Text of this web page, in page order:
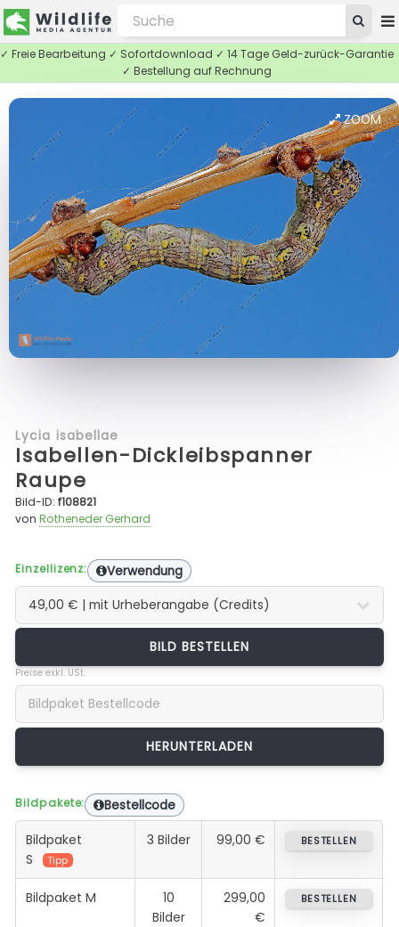
✓ Freie Bearbeitung ✓ Sofortdownload ✓ 14 Tage Geld-zurück-Garantie
✓ Bestellung auf Rechnung
ZOOM
Lycia isabellae
Isabellen-Dickleibspanner
Raupe
Bild-ID:f108821
vonRotheneder Gerhard
Einzellizenz: Verwendung
BILD BESTELLEN
Preise exkl. USt.
Bildpakete: Bestellcode
Bildpaket
S
Tipp
3 Bilder 99,00 € BESTELLEN
Bildpaket M
10
Bilder
299,00
€
BESTELLEN